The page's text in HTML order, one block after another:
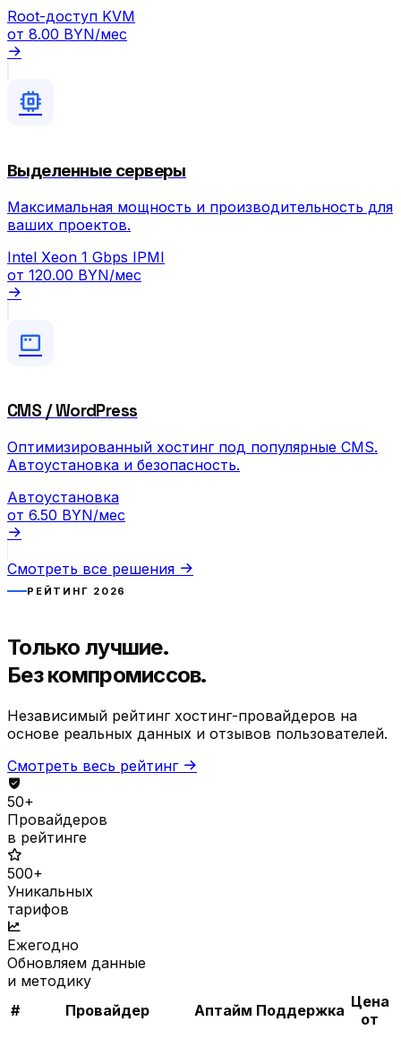
Root-доступ KVM
от 8.00 BYN/мес
Выделенные серверы
Максимальная мощность и производительность для
ваших проектов.
Intel Xeon 1 Gbps IPMI
от 120.00 BYN/мес
CMS / WordPress
Оптимизированный хостинг под популярные CMS.
Автоустановка и безопасность.
Автоустановка
от 6.50 BYN/мес
Смотреть все решения
РЕЙТИНГ 2026
Только лучшие.
Без компромиссов.
Независимый рейтинг хостинг-провайдеров на
основе реальных данных и отзывов пользователей.
Смотреть весь рейтинг
50+
Провайдеров
в рейтинге
500+
Уникальных
тарифов
Ежегодно
Обновляем данные
и методику
#
Провайдер Аптайм Поддержка Цена
от